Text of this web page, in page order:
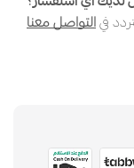
فيالتواصل معنا